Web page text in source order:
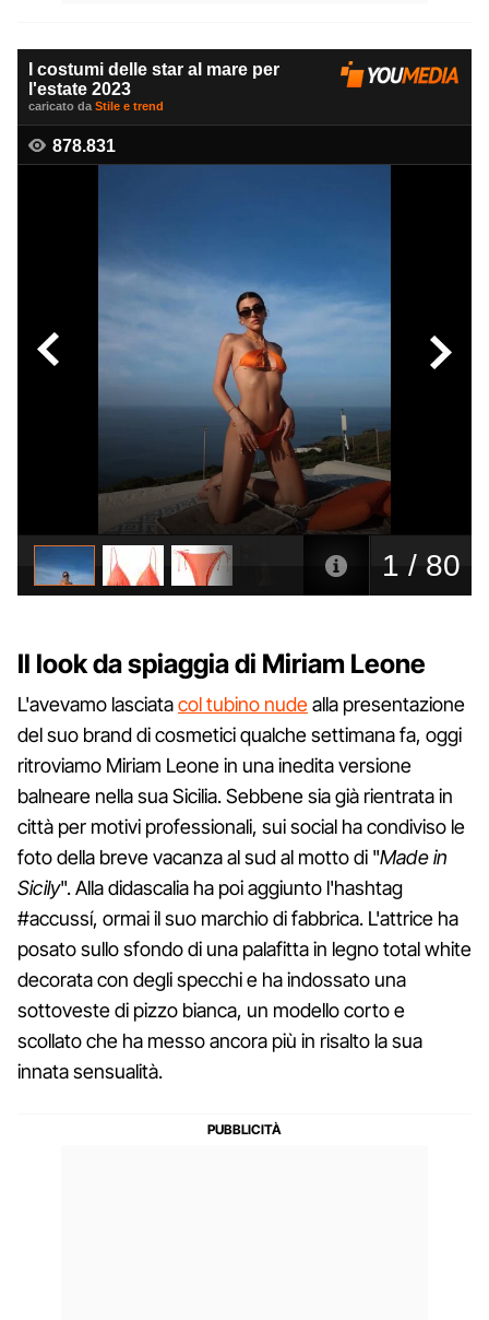
Il look da spiaggia di Miriam Leone
L'avevamo lasciatacol tubino nudealla presentazione
del suo brand di cosmetici qualche settimana fa, oggi
ritroviamo Miriam Leone in una inedita versione
balneare nella sua Sicilia. Sebbene sia già rientrata in
città per motivi professionali, sui social ha condiviso le
foto della breve vacanza al sud al motto di "Made in
Sicily". Alla didascalia ha poi aggiunto l'hashtag
#accussí, ormai il suo marchio di fabbrica. L'attrice ha
posato sullo sfondo di una palafitta in legno total white
decorata con degli specchi e ha indossato una
sottoveste di pizzo bianca, un modello corto e
scollato che ha messo ancora più in risalto la sua
innata sensualità.